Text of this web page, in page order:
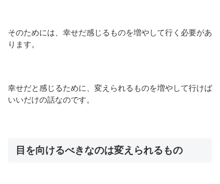
そのためには、幸せだ感じるものを増やして行く必要があ
ります。
幸せだと感じるために、変えられるものを増やして行けば
いいだけの話なのです。
目を向けるべきなのは変えられるもの